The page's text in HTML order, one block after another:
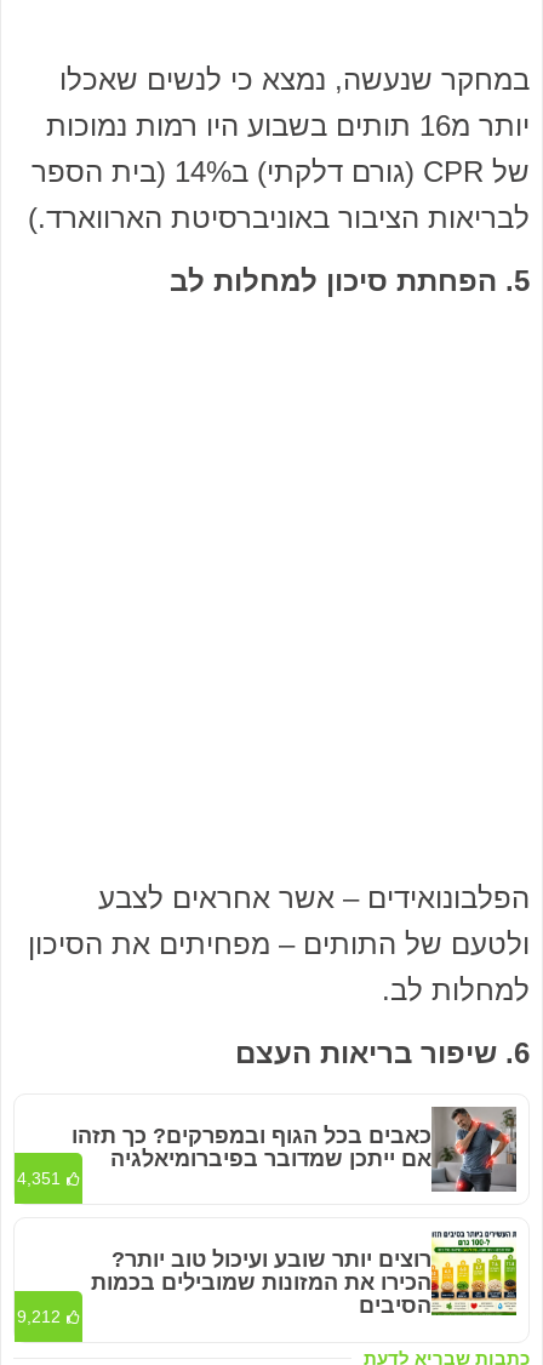
במחקר שנעשה, נמצא כי לנשים שאכלו
יותר מ16 תותים בשבוע היו רמות נמוכות
של CPR (גורם דלקתי) ב14% (בית הספר
לבריאות הציבור באוניברסיטת הארווארד.)
5. הפחתת סיכון למחלות לב
הפלבונואידים – אשר אחראים לצבע
ולטעם של התותים – מפחיתים את הסיכון
למחלות לב.
6. שיפור בריאות העצם
כתבות שבריא לדעת
כאבים בכל הגוף ובמפרקים? כך תזהו
אם ייתכן שמדובר בפיברומיאלגיה
4,351
רוצים יותר שובע ועיכול טוב יותר?
הכירו את המזונות שמובילים בכמות
הסיבים
9,212